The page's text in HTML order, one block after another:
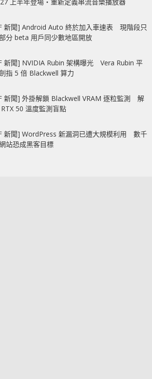
新聞] Android Auto 終於加入車速表 現階段只
分 beta 用戶同少數地區開放
新聞] NVIDIA Rubin 架構曝光 Vera Rubin 平
指 5 倍 Blackwell 算力
新聞] 外掛解鎖 Blackwell VRAM 逐粒監測 解
50 溫度監測盲點
新聞] WordPress 新漏洞已遭大規模利用 數千
站恐成黑客目標